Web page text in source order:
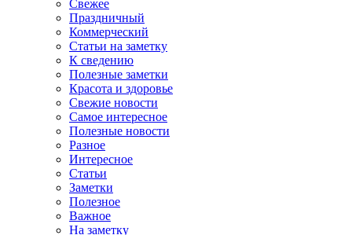
Свежее
Праздничный
Коммерческий
Статьи на заметку
К сведению
Полезные заметки
Красота и здоровье
Свежие новости
Самое интересное
Полезные новости
Разное
Интересное
Статьи
Заметки
Полезное
Важное
На заметку